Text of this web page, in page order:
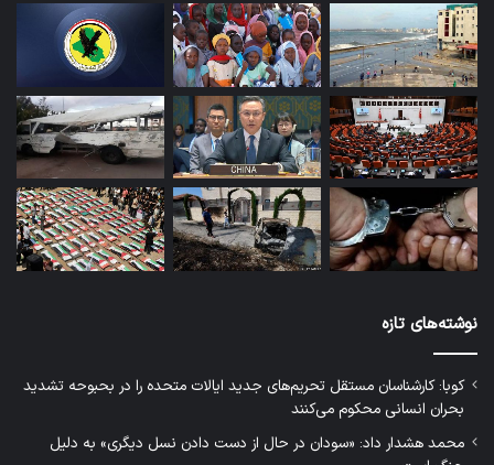
نوشته‌های تازه
کوبا: کارشناسان مستقل تحریم‌های جدید ایالات متحده را در بحبوحه تشدید
بحران انسانی محکوم می‌کنند
محمد هشدار داد: «سودان در حال از دست دادن نسل دیگری» به دلیل